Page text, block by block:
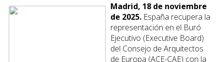
Madrid, 18 de noviembre
de 2025. España recupera la
representación en el Buró
Ejecutivo (Executive Board)
del Consejo de Arquitectos
de Europa (ACE-CAE) con la